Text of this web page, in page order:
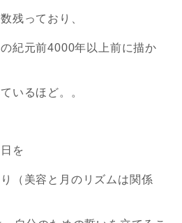
残っており、
紀元前4000年以上前に描か
いるほど。。
を
（美容と月のリズムは関係